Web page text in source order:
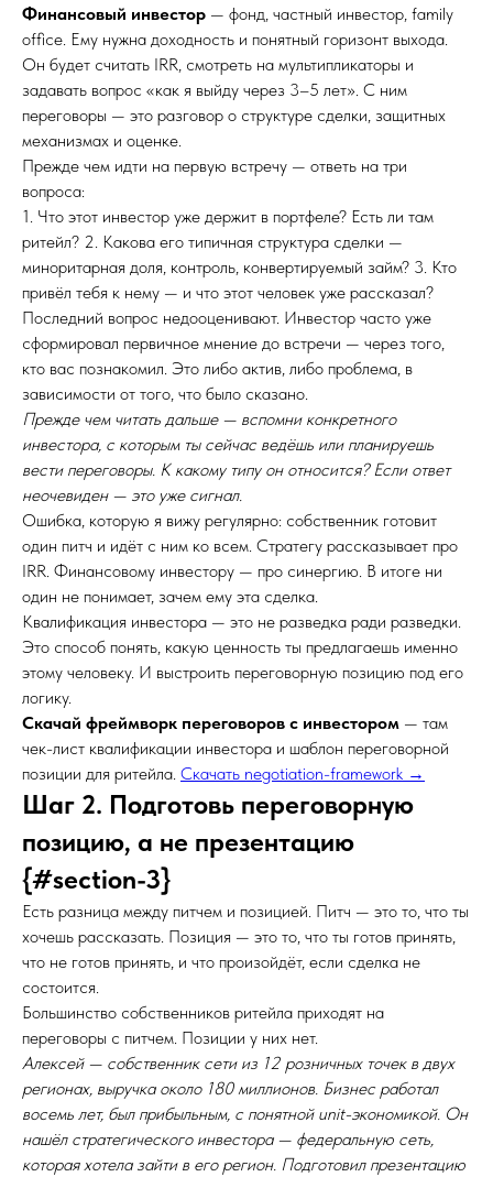
Финансовый инвестор — фонд, частный инвестор, family
office. Ему нужна доходность и понятный горизонт выхода.
Он будет считать IRR, смотреть на мультипликаторы и
задавать вопрос «как я выйду через 3–5 лет». С ним
переговоры — это разговор о структуре сделки, защитных
механизмах и оценке.
Прежде чем идти на первую встречу — ответь на три
вопроса:
1. Что этот инвестор уже держит в портфеле? Есть ли там
ритейл? 2. Какова его типичная структура сделки —
миноритарная доля, контроль, конвертируемый займ? 3. Кто
привёл тебя к нему — и что этот человек уже рассказал?
Последний вопрос недооценивают. Инвестор часто уже
сформировал первичное мнение до встречи — через того,
кто вас познакомил. Это либо актив, либо проблема, в
зависимости от того, что было сказано.
Прежде чем читать дальше — вспомни конкретного
инвестора, с которым ты сейчас ведёшь или планируешь
вести переговоры. К какому типу он относится? Если ответ
неочевиден — это уже сигнал.
Ошибка, которую я вижу регулярно: собственник готовит
один питч и идёт с ним ко всем. Стратегу рассказывает про
IRR. Финансовому инвестору — про синергию. В итоге ни
один не понимает, зачем ему эта сделка.
Квалификация инвестора — это не разведка ради разведки.
Это способ понять, какую ценность ты предлагаешь именно
этому человеку. И выстроить переговорную позицию под его
логику.
Скачай фреймворк переговоров с инвестором — там
чек-лист квалификации инвестора и шаблон переговорной
позиции для ритейла. Скачать negotiation-framework →
Шаг 2. Подготовь переговорную
позицию, а не презентацию
{#section-3}
Есть разница между питчем и позицией. Питч — это то, что ты
хочешь рассказать. Позиция — это то, что ты готов принять,
что не готов принять, и что произойдёт, если сделка не
состоится.
Большинство собственников ритейла приходят на
переговоры с питчем. Позиции у них нет.
Алексей — собственник сети из 12 розничных точек в двух
регионах, выручка около 180 миллионов. Бизнес работал
восемь лет, был прибыльным, с понятной unit-экономикой. Он
нашёл стратегического инвестора — федеральную сеть,
которая хотела зайти в его регион. Подготовил презентацию